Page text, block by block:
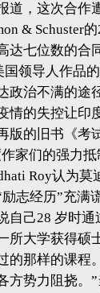
道，这次合
& Schuster
达七位数的合
国领导人作品
政治不满的途
情的失控让印
版的旧书《考
家们的强力
Roy认为
志经历”充满
自己28 岁时通
所大学获得硕
的那样的课程
方势力阻挠。